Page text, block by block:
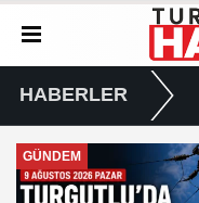
HABERLER
MANİSA